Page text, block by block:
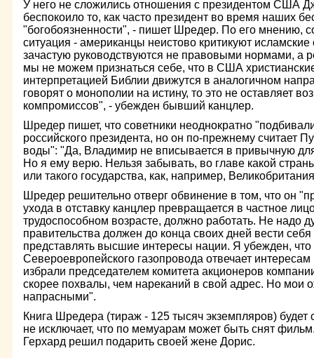
У него не сложились отношения с президентом США
беспокоило то, как часто президент во время наших
"богобоязненности", - пишет Шредер. По его мнению,
ситуация - американцы неистово критикуют исламские
зачастую руководствуются не правовыми нормами, а
мы не можем признаться себе, что в США
интерпретацией Библии движутся в аналогичном
говорят о монополии на истину, то это не оставляет
компромиссов", - убежден бывший канцлер.
Шредер пишет, что советники неоднократно
российского президента, но он по-прежнему считает
воды": "Да, Владимир не вписывается в привычную
Но я ему верю. Нельзя забывать, во главе какой
или такого государства, как, например,
Шредер решительно отверг обвинение в том, что он
ухода в отставку канцлер превращается в частное
трудоспособном возрасте, должно работать. Не надо
правительства должен до конца своих дней вести
представлять высшие интересы нации. Я убежден, что
Североевропейского газопровода отвечает
избрали председателем комитета акционеров
скорее похвалы, чем нареканий в свой адрес. Но мои
напрасными".
Книга Шредера (тираж - 125 тысяч экземпляров) будет
не исключает, что по мемуарам может быть снят
Герхард решил подарить своей жене Дорис.